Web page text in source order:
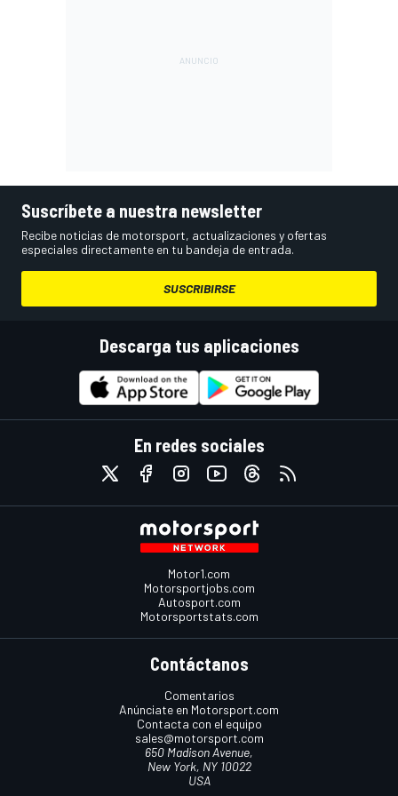
Suscríbete a nuestra newsletter
Recibe noticias de motorsport, actualizaciones y ofertas
especiales directamente en tu bandeja de entrada.
SUSCRIBIRSE
Descarga tus aplicaciones
En redes sociales
Motor1.com
Motorsportjobs.com
Autosport.com
Motorsportstats.com
Contáctanos
Comentarios
Anúnciate en Motorsport.com
Contacta con el equipo
sales@motorsport.com
650 Madison Avenue,
New York, NY 10022
USA